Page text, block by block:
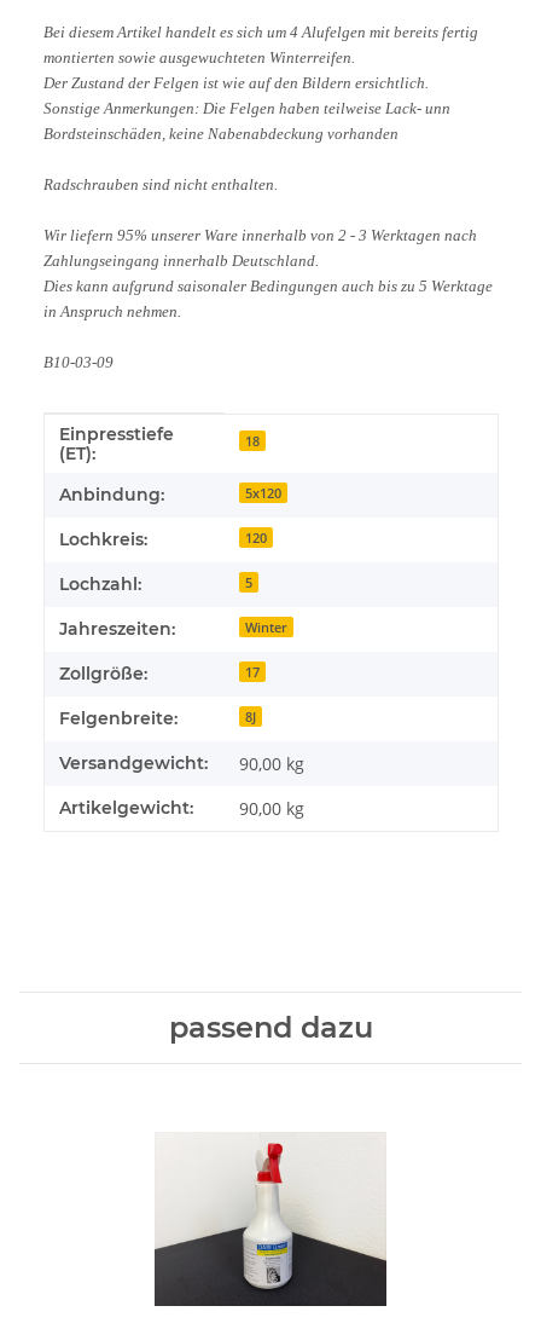
Bei diesem Artikel handelt es sich um 4 Alufelgen mit bereits fertig
montierten sowie ausgewuchteten Winterreifen.
Der Zustand der Felgen ist wie auf den Bildern ersichtlich.
Sonstige Anmerkungen: Die Felgen haben teilweise Lack- unn
Bordsteinschäden, keine Nabenabdeckung vorhanden
Radschrauben sind nicht enthalten.
Wir liefern 95% unserer Ware innerhalb von 2 - 3 Werktagen nach
Zahlungseingang innerhalb Deutschland.
Dies kann aufgrund saisonaler Bedingungen auch bis zu 5 Werktage
in Anspruch nehmen.
B10-03-09
Produkteigenschaft
Wert
Einpresstiefe
(ET):
18
Anbindung: 5x120
Lochkreis: 120
Lochzahl: 5
Jahreszeiten: Winter
Zollgröße: 17
Felgenbreite: 8J
Versandgewicht: 90,00 kg
Artikelgewicht: 90,00 kg
passend dazu